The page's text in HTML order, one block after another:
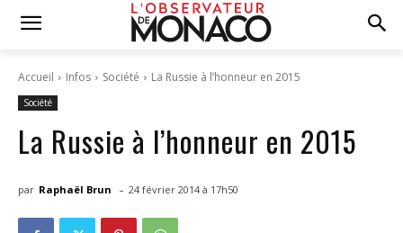
Accueil Infos Société La Russie à l’honneur en 2015
Société
La Russie à l’honneur en 2015
par Raphaël Brun - 24 février 2014 à 17h50